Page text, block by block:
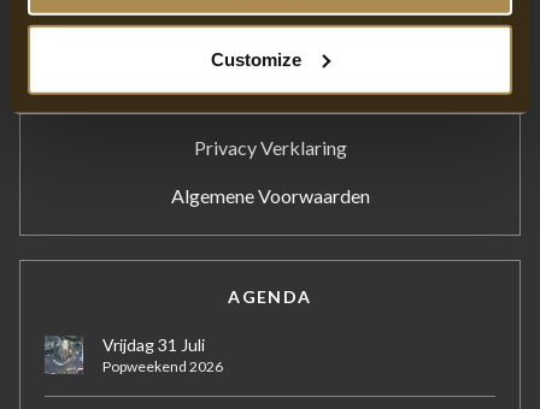
Customize
Arrangementen
Werken bij
Privacy Verklaring
Algemene Voorwaarden
AGENDA
Vrijdag 31 Juli
Popweekend 2026